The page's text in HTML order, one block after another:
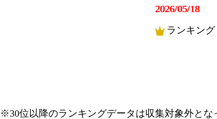
2026/05/18
ランキン
※30位以降のランキングデータは収集対象外とな